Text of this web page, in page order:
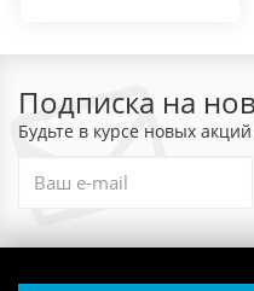
Подписка на
Будьте в курсе новых